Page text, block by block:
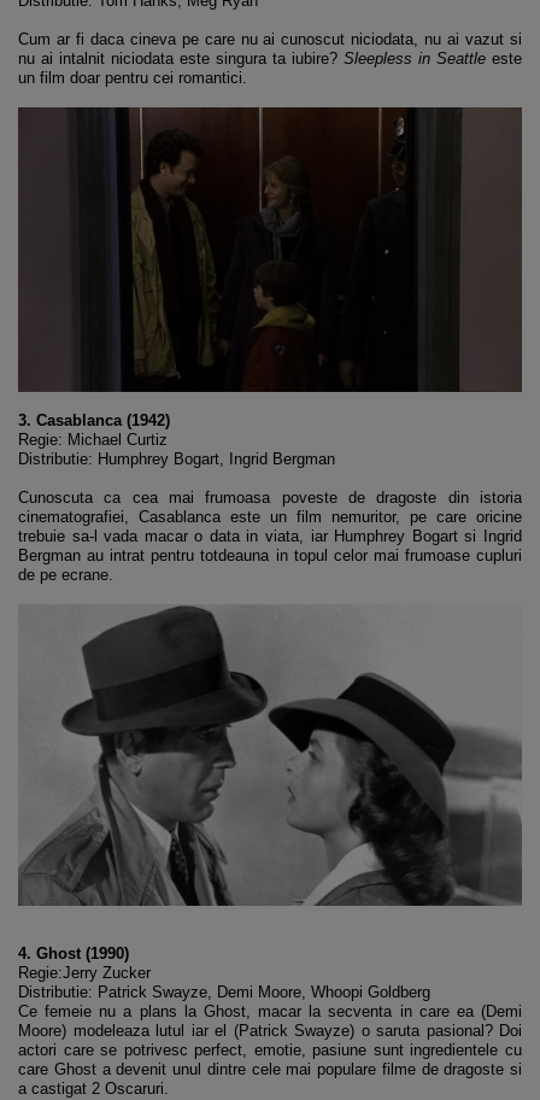
Cum ar fi daca cineva pe care nu ai cunoscut niciodata, nu ai vazut si
nu ai intalnit niciodata este singura ta iubire? Sleepless in Seattle este
un film doar pentru cei romantici.
3. Casablanca (1942)
Regie: Michael Curtiz
Distributie: Humphrey Bogart, Ingrid Bergman
Cunoscuta ca cea mai frumoasa poveste de dragoste din istoria
cinematografiei, Casablanca este un film nemuritor, pe care oricine
trebuie sa-l vada macar o data in viata, iar Humphrey Bogart si Ingrid
Bergman au intrat pentru totdeauna in topul celor mai frumoase cupluri
de pe ecrane.
4. Ghost (1990)
Regie:Jerry Zucker
Distributie: Patrick Swayze, Demi Moore, Whoopi Goldberg
Ce femeie nu a plans la Ghost, macar la secventa in care ea (Demi
Moore) modeleaza lutul iar el (Patrick Swayze) o saruta pasional? Doi
actori care se potrivesc perfect, emotie, pasiune sunt ingredientele cu
care Ghost a devenit unul dintre cele mai populare filme de dragoste si
a castigat 2 Oscaruri.